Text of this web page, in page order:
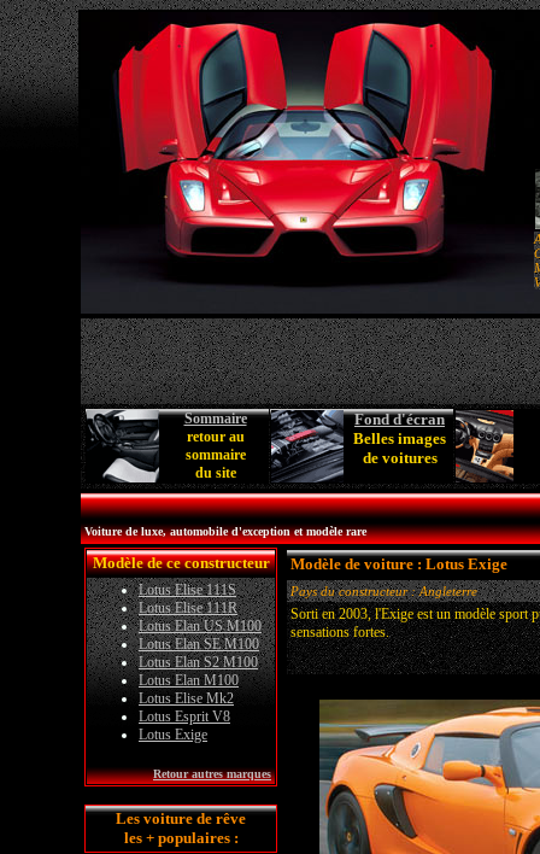
Sommaire
retour au
sommaire
du site
Fond d'écran
Belles images
de voitures
Voiture de luxe, automobile d'exception et modèle rare
Modèle de ce constructeur
Lotus Elise 111S
Lotus Elise 111R
Lotus Elan US M100
Lotus Elan SE M100
Lotus Elan S2 M100
Lotus Elan M100
Lotus Elise Mk2
Lotus Esprit V8
Lotus Exige
Retour autres marques
Les voiture de rêve
les + populaires :
Modèle de voiture : Lotus Exige
Pays du constructeur : Angleterre
Sorti en 2003, l'Exige est un modèle sport
sensations fortes.